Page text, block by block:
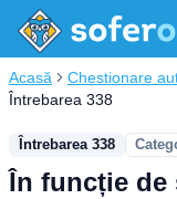
Acasă Chestionare
Întrebarea 338
Întrebarea 338
În funcție de